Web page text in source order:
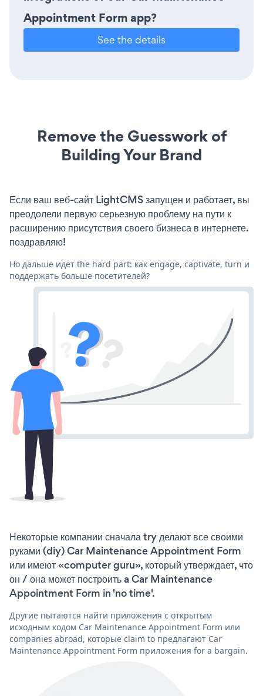
Appointment Form app?
See the details
Remove the Guesswork of
Building Your Brand
Если ваш веб-сайт LightCMS запущен и работает, вы
преодолели первую серьезную проблему на пути к
расширению присутствия своего бизнеса в интернете.
поздравляю!
Но дальше идет the hard part: как engage, captivate, turn и
поддержать больше посетителей?
Некоторые компании сначала try делают все своими
руками (diy) Car Maintenance Appointment Form
или имеют «computer guru», который утверждает, что
он / она может построить a Car Maintenance
Appointment Form in 'no time'.
Другие пытаются найти приложения с открытым
исходным кодом Car Maintenance Appointment Form или
companies abroad, которые claim to предлагают Car
Maintenance Appointment Form приложения for a bargain.